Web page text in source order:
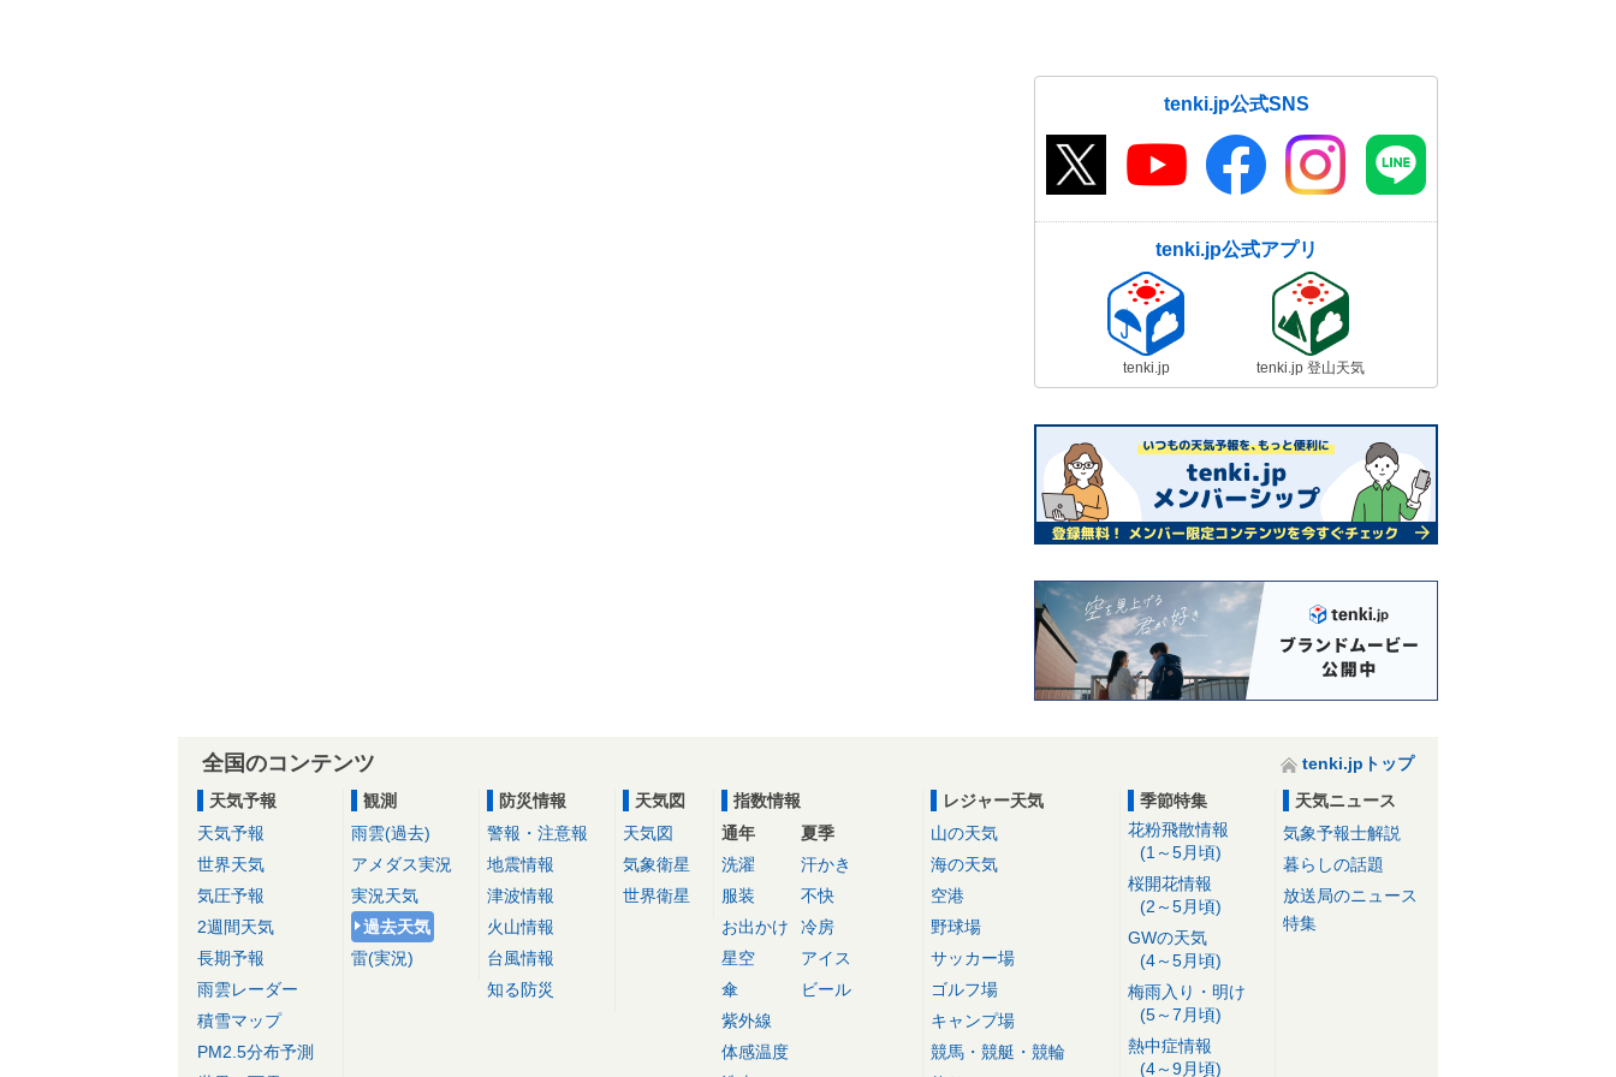
今日10日 師走らしい寒さ 明日11
日も北風冷たく 週末は真冬のよう
10日11:37
10日11:31
関東地方は冬晴れ 空気の乾燥に注
意 13日は雨で年末年始の寒さ
10日10:23
で初氷を観測 日中はこの時期らし
い寒さ続く
10日06:53
10日の天気 北陸などで雨や雪 雷
気の乾燥に注意
10日05:37
tenki.jp公式SNS
tenki.jp公式アプリ
tenki.jp tenki.jp 登山天気
全国のコンテンツ
tenki.jpトップ
天気予報
天気予報
世界天気
気圧予報
2週間天気
長期予報
雨雲レーダー
積雪マップ
PM2.5分布予測
観測
雨雲(過去)
アメダス実況
実況天気
過去天気
雷(実況)
防災情報
警報・注意報
地震情報
津波情報
火山情報
台風情報
知る防災
天気図
天気図
気象衛星
世界衛星
指数情報
通年
洗濯
服装
お出かけ
星空
傘
紫外線
体感温度
夏季
汗かき
不快
冷房
アイス
ビール
レジャー天気
山の天気
海の天気
空港
野球場
サッカー場
ゴルフ場
キャンプ場
競馬・競艇・競輪
季節特集
花粉飛散情報
(1～5月頃)
桜開花情報
(2～5月頃)
GWの天気
(4～5月頃)
梅雨入り・明け
(5～7月頃)
熱中症情報
(4～9月頃)
天気ニュース
気象予報士解説
暮らしの話題
放送局のニュース
特集